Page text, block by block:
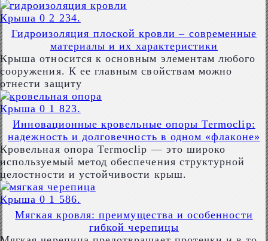
Крыша 0 2 234.
Гидроизоляция плоской кровли – современные
материалы и их характеристики
Крыша относится к основным элементам любого
сооружения. К ее главным свойствам можно
отнести защиту
Крыша 0 1 823.
Инновационные кровельные опоры Termoclip:
надежность и долговечность в одном «флаконе»
Кровельная опора Termoclip — это широко
используемый метод обеспечения структурной
целостности и устойчивости крыш.
Крыша 0 1 586.
Мягкая кровля: преимущества и особенности
гибкой черепицы